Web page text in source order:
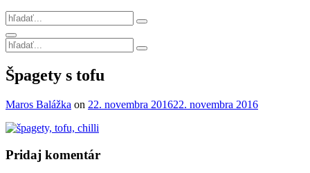
Search
for:
Search
Search
for:
Site
Overlay
Špagety s tofu
By
Maros Balážka on 22. novembra 201622. novembra 2016
Pridaj komentár